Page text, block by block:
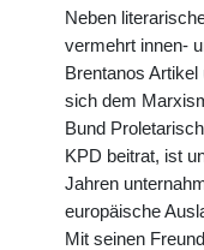
Neben
vermehrt innen-
Brentanos
sich dem
Bund
KPD beitrat, ist
Jahren
europäische
Mit seinen